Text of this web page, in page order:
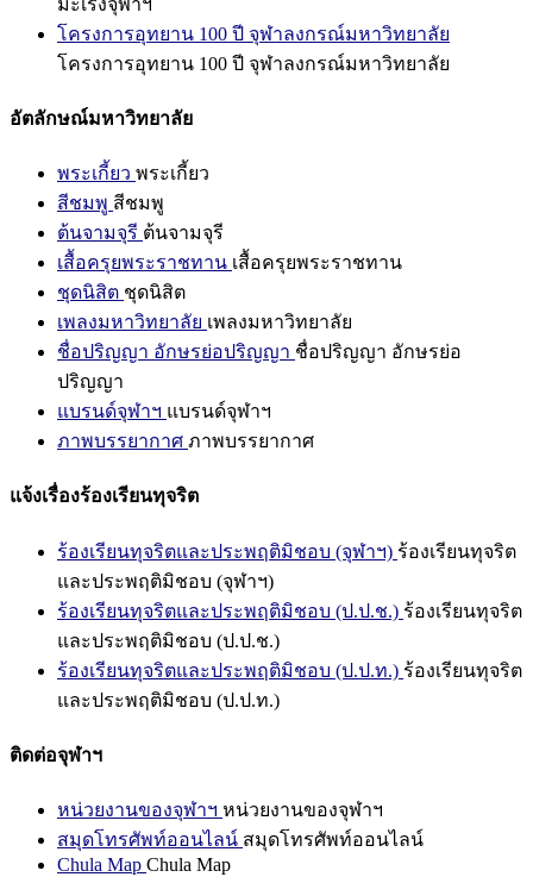
โครงการอุทยาน 100 ปี จุฬาลงกรณ์มหาวิทยาลัย
โครงการอุทยาน 100 ปี จุฬาลงกรณ์มหาวิทยาลัย
อัตลักษณ์มหาวิทยาลัย
พระเกี้ยว พระเกี้ยว
สีชมพู สีชมพู
ต้นจามจุรี ต้นจามจุรี
เสื้อครุยพระราชทาน เสื้อครุยพระราชทาน
ชุดนิสิต ชุดนิสิต
เพลงมหาวิทยาลัย เพลงมหาวิทยาลัย
ชื่อปริญญา อักษรย่อปริญญา ชื่อปริญญา อักษรย่อ
ปริญญา
แบรนด์จุฬาฯ แบรนด์จุฬาฯ
ภาพบรรยากาศ ภาพบรรยากาศ
แจ้งเรื่องร้องเรียนทุจริต
ร้องเรียนทุจริตและประพฤติมิชอบ (จุฬาฯ) ร้องเรียนทุจริต
และประพฤติมิชอบ (จุฬาฯ)
ร้องเรียนทุจริตและประพฤติมิชอบ (ป.ป.ช.) ร้องเรียนทุจริต
และประพฤติมิชอบ (ป.ป.ช.)
ร้องเรียนทุจริตและประพฤติมิชอบ (ป.ป.ท.) ร้องเรียนทุจริต
และประพฤติมิชอบ (ป.ป.ท.)
ติดต่อจุฬาฯ
หน่วยงานของจุฬาฯ หน่วยงานของจุฬาฯ
สมุดโทรศัพท์ออนไลน์ สมุดโทรศัพท์ออนไลน์
Chula Map Chula Map